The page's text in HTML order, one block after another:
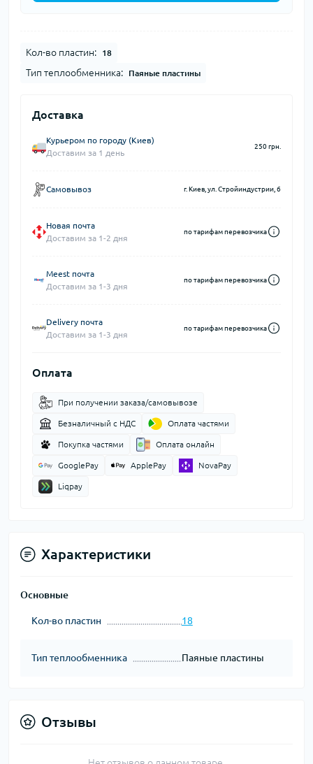
Кол-во пластин: 18
Тип теплообменника: Паяные пластины
Доставка
Курьером по городу (Киев)
Доставим за 1 день
250 грн.
Самовывоз г. Киев, ул. Стройиндустрии, 6
Новая почта
Доставим за 1-2 дня
по тарифам перевозчика
Meest почта
Доставим за 1-3 дня
по тарифам перевозчика
Delivery почта
Доставим за 1-3 дня
по тарифам перевозчика
Оплата
При получении заказа/самовывозе
Безналичный с НДС Оплата частями
Покупка частями Оплата онлайн
GooglePay ApplePay NovaPay
Liqpay
Характеристики
Основные
Кол-во пластин 18
Тип теплообменника Паяные пластины
Отзывы